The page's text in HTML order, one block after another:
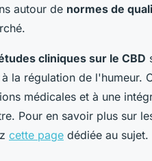
autour de normes de
cliniques sur le CBD
la régulation de l'humeur.
médicales et à une
Pour en savoir plus sur
cette page dédiée au sujet.